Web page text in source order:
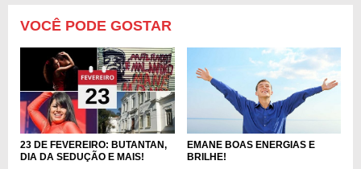
VOCÊ PODE GOSTAR
23 DE FEVEREIRO: BUTANTAN,
DIA DA SEDUÇÃO E MAIS!
EMANE BOAS ENERGIAS E
BRILHE!